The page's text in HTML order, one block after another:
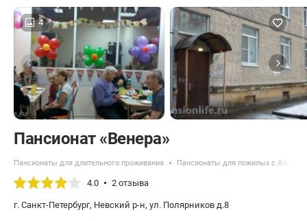
4
Пансионат «Венера»
Пансионаты для длительного проживания Пансионаты для пожилых с
4.0 2 отзыва
г. Санкт-Петербург, Невский р-н, ул. Полярников д.8